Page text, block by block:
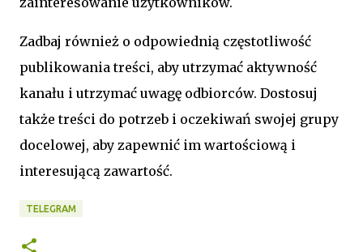
Zadbaj również o odpowiednią częstotliwość
publikowania treści, aby utrzymać aktywność
kanału i utrzymać uwagę odbiorców. Dostosuj
także treści do potrzeb i oczekiwań swojej grupy
docelowej, aby zapewnić im wartościową i
interesującą zawartość.
TELEGRAM